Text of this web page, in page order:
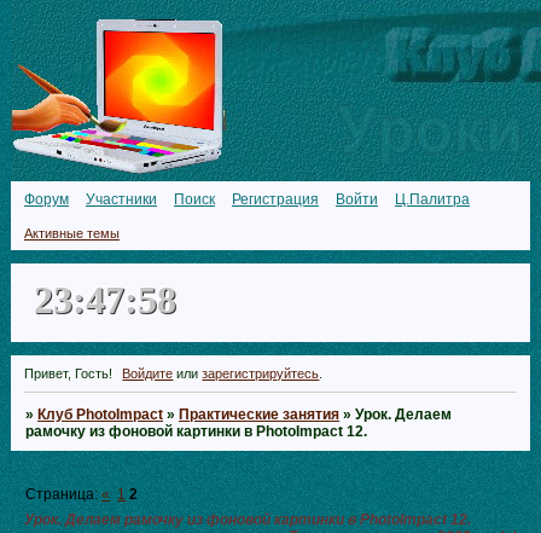
Форум Участники Поиск Регистрация Войти Ц.Палитра
Активные темы
23:47:58
Привет, Гость! Войдите илизарегистрируйтесь
»Клуб PhotoImpact »Практические занятия »Урок. Делаем
рамочку из фоновой картинки в PhotoImpact 12.
Урок. Делаем рамочку из фоновой картинки в PhotoImpact 12.
Страница:« 1 2